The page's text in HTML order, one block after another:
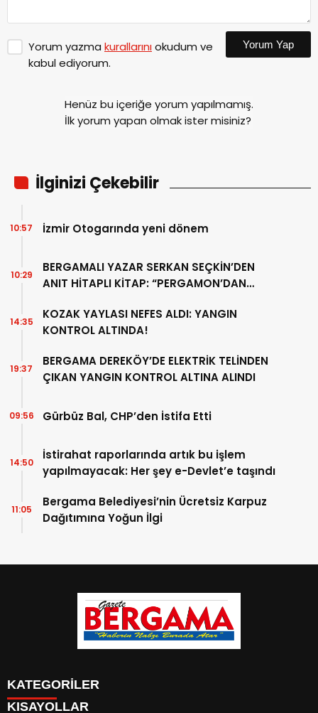
Yorum yazma kurallarınıokudum ve
kabul ediyorum.
Yorum Yap
Henüz bu içeriğe yorum yapılmamış.
İlk yorum yapan olmak ister misiniz?
İlginizi Çekebilir
İzmir Otogarında yeni dönem
10:57
BERGAMALI YAZAR SERKAN SEÇKİN’DEN
ANIT HİTAPLI KİTAP: “PERGAMON’DAN
10:29
KOZAK YAYLASI NEFES ALDI: YANGIN
KONTROL ALTINDA!
14:35
BERGAMA DEREKÖY’DE ELEKTRİK TELİNDEN
ÇIKAN YANGIN KONTROL ALTINA ALINDI
19:37
Gürbüz Bal, CHP’den İstifa Etti
09:56
İstirahat raporlarında artık bu işlem
yapılmayacak: Her şey e-Devlet’e taşındı
14:50
Bergama Belediyesi’nin Ücretsiz Karpuz
Dağıtımına Yoğun İlgi
11:05
KATEGORİLER
KISAYOLLAR